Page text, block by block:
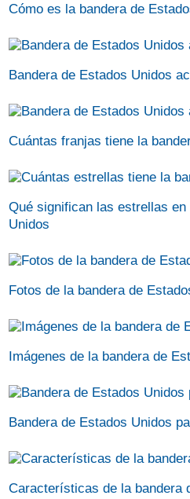
Cómo es la bandera de
Bandera de Estados Unidos
Cuántas franjas tiene la
Qué significan las estrellas en
Unidos
Fotos de la bandera de
Imágenes de la bandera de
Bandera de Estados Unidos
Características de la bandera